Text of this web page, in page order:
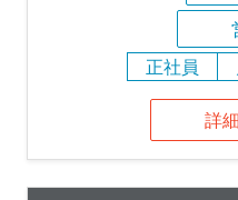
正社員
詳